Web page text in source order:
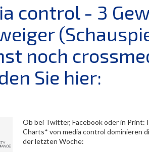
control - 3
noch
Sie hier:
Ob bei Twitter, Facebook oder in Print:
Charts* von media control dominieren
der letzten Woche: